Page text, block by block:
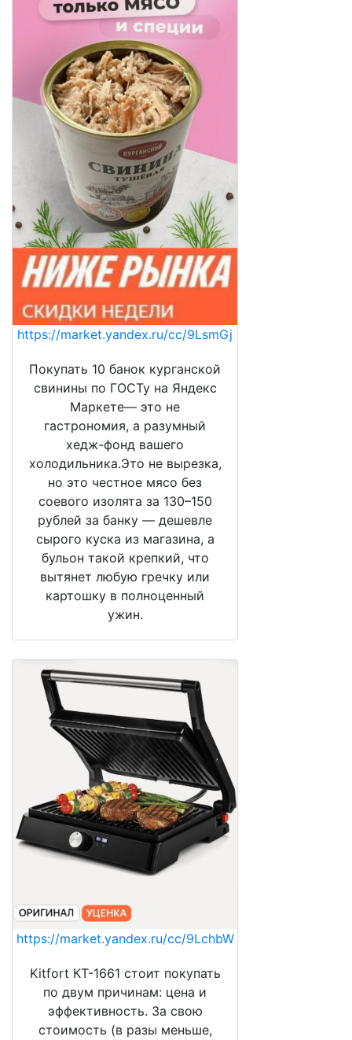
https://market.yandex.ru/cc/9LsmGj
Покупать 10 банок курганской
свинины по ГОСТу на Яндекс
Маркете— это не
гастрономия, а разумный
хедж-фонд вашего
холодильника.Это не вырезка,
но это честное мясо без
соевого изолята за 130–150
рублей за банку — дешевле
сырого куска из магазина, а
бульон такой крепкий, что
вытянет любую гречку или
картошку в полноценный
ужин.
https://market.yandex.ru/cc/9LchbW
Kitfort КТ-1661 стоит покупать
по двум причинам: цена и
эффективность. За свою
стоимость (в разы меньше,